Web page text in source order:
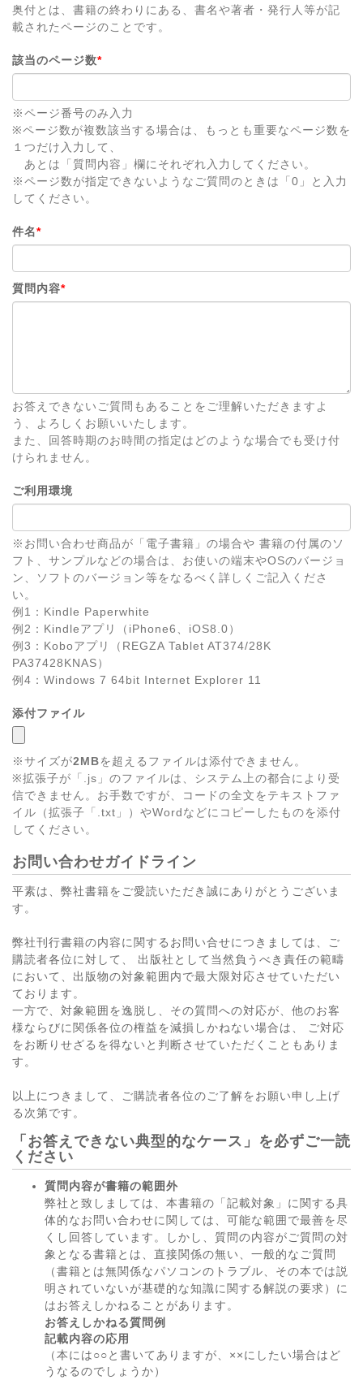
奥付とは、書籍の終わりにある、書名や著者・発行人等が記
載されたページのことです。
該当のページ数*
※ページ番号のみ入力
※ページ数が複数該当する場合は、もっとも重要なページ数を
１つだけ入力して、
あとは「質問内容」欄にそれぞれ入力してください。
※ページ数が指定できないようなご質問のときは「0」と入力
してください。
件名*
質問内容*
お答えできないご質問もあることをご理解いただきますよ
う、よろしくお願いいたします。
また、回答時期のお時間の指定はどのような場合でも受け付
けられません。
ご利用環境
※お問い合わせ商品が「電子書籍」の場合や 書籍の付属のソ
フト、サンプルなどの場合は、お使いの端末やOSのバージョ
ン、ソフトのバージョン等をなるべく詳しくご記入くださ
い。
例1：Kindle Paperwhite
例2：Kindleアプリ（iPhone6、iOS8.0）
例3：Koboアプリ（REGZA Tablet AT374/28K
PA37428KNAS）
例4：Windows 7 64bit Internet Explorer 11
添付ファイル
※サイズが2MBを超えるファイルは添付できません。
※拡張子が「.js」のファイルは、システム上の都合により受
信できません。お手数ですが、コードの全文をテキストファ
イル（拡張子「.txt」）やWordなどにコピーしたものを添付
してください。
お問い合わせガイドライン
平素は、弊社書籍をご愛読いただき誠にありがとうございま
す。
弊社刊行書籍の内容に関するお問い合せにつきましては、ご
購読者各位に対して、 出版社として当然負うべき責任の範疇
において、出版物の対象範囲内で最大限対応させていただい
ております。
一方で、対象範囲を逸脱し、その質問への対応が、他のお客
様ならびに関係各位の権益を減損しかねない場合は、 ご対応
をお断りせざるを得ないと判断させていただくこともありま
す。
以上につきまして、ご購読者各位のご了解をお願い申し上げ
る次第です。
「お答えできない典型的なケース」を必ずご一読
ください
質問内容が書籍の範囲外
弊社と致しましては、本書籍の「記載対象」に関する具
体的なお問い合わせに関しては、可能な範囲で最善を尽
くし回答しています。しかし、質問の内容がご質問の対
象となる書籍とは、直接関係の無い、一般的なご質問
（書籍とは無関係なパソコンのトラブル、その本では説
明されていないが基礎的な知識に関する解説の要求）に
はお答えしかねることがあります。
お答えしかねる質問例
記載内容の応用
（本には○○と書いてありますが、××にしたい場合はど
うなるのでしょうか）